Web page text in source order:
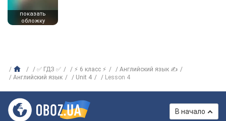
показать
обложку
✅ ГДЗ ✅ ⚡ 6 класс ⚡
Английский язык ✍
Английский язык
Unit 4 Lesson 4
В начало